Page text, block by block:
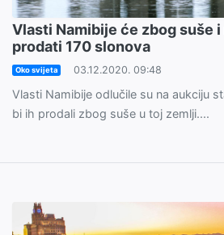
Vlasti Namibije će zbog suše i
prodati 170 slonova
Oko svijeta 03.12.2020. 09:48
Vlasti Namibije odlučile su na aukciju
bi ih prodali zbog suše u toj zemlji....